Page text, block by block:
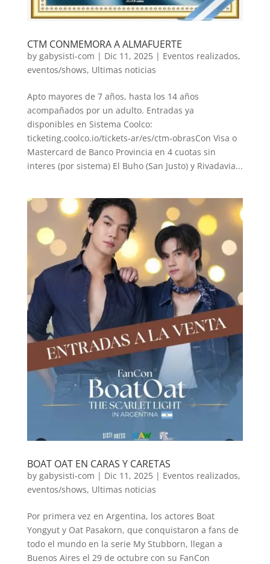
CTM CONMEMORA A ALMAFUERTE
by gabysisti-com | Dic 11, 2025| Eventos realizados,
eventos/shows, Ultimas noticias
Apto mayores de 7 años, hasta los 14 años
acompañados por un adulto. Entradas ya
disponibles en Sistema Coolco:
ticketing.coolco.io/tickets-ar/es/ctm-obrasCon Visa o
Mastercard de Banco Provincia en 4 cuotas sin
interes (por sistema) El Buho (San Justo) y Rivadavia...
BOAT OAT EN CARAS Y CARETAS
by gabysisti-com | Dic 11, 2025| Eventos realizados,
eventos/shows, Ultimas noticias
Por primera vez en Argentina, los actores Boat
Yongyut y Oat Pasakorn, que conquistaron a fans de
todo el mundo en la serie My Stubborn, llegan a
Buenos Aires el 29 de octubre con su FanCon